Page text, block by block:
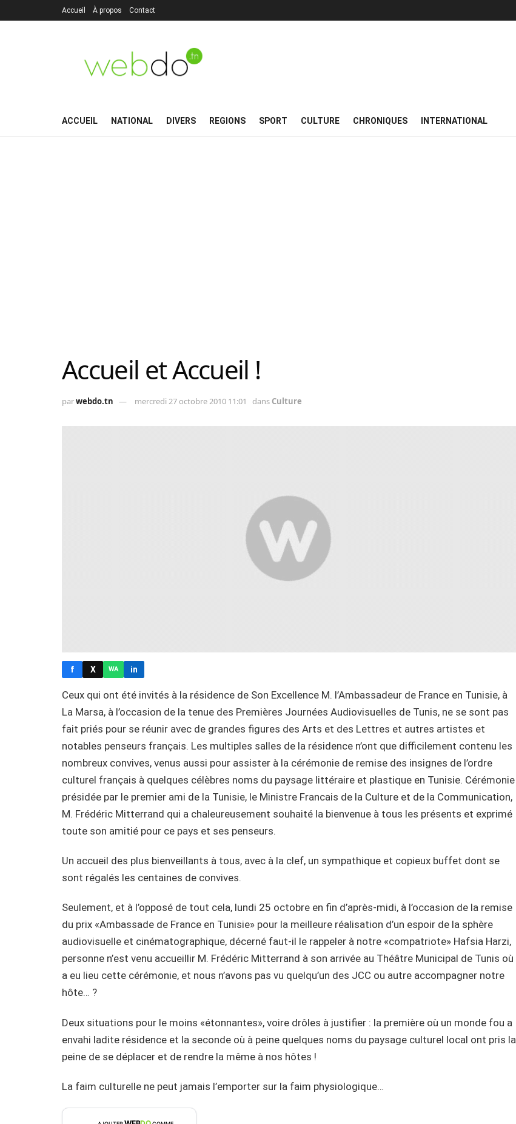
Accueil À propos Contact
ACCUEIL NATIONAL DIVERS REGIONS SPORT CULTURE CHRONIQUES INTERNATIONAL
Accueil et Accueil !
parwebdo.tn mercredi 27 octobre 2010 11:01 dans Culture
f X WA in
Ceux qui ont été invités à la résidence de Son Excellence M. l’Ambassadeur de France en Tunisie, à
La Marsa, à l’occasion de la tenue des Premières Journées Audiovisuelles de Tunis, ne se sont pas
fait priés pour se réunir avec de grandes figures des Arts et des Lettres et autres artistes et
notables penseurs français. Les multiples salles de la résidence n’ont que difficilement contenu les
nombreux convives, venus aussi pour assister à la cérémonie de remise des insignes de l’ordre
culturel français à quelques célèbres noms du paysage littéraire et plastique en Tunisie. Cérémonie
présidée par le premier ami de la Tunisie, le Ministre Francais de la Culture et de la Communication,
M. Frédéric Mitterrand qui a chaleureusement souhaité la bienvenue à tous les présents et exprimé
toute son amitié pour ce pays et ses penseurs.
Un accueil des plus bienveillants à tous, avec à la clef, un sympathique et copieux buffet dont se
sont régalés les centaines de convives.
Seulement, et à l’opposé de tout cela, lundi 25 octobre en fin d’après-midi, à l’occasion de la remise
du prix «Ambassade de France en Tunisie» pour la meilleure réalisation d’un espoir de la sphère
audiovisuelle et cinématographique, décerné faut-il le rappeler à notre «compatriote» Hafsia Harzi,
personne n’est venu accueillir M. Frédéric Mitterrand à son arrivée au Théâtre Municipal de Tunis où
a eu lieu cette cérémonie, et nous n’avons pas vu quelqu’un des JCC ou autre accompagner notre
hôte… ?
Deux situations pour le moins «étonnantes», voire drôles à justifier : la première où un monde fou a
envahi ladite résidence et la seconde où à peine quelques noms du paysage culturel local ont pris la
peine de se déplacer et de rendre la même à nos hôtes !
La faim culturelle ne peut jamais l’emporter sur la faim physiologique…